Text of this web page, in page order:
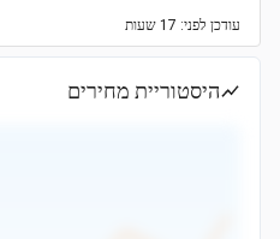
עודכן לפני: 17 שעות
היסטוריית מחירים